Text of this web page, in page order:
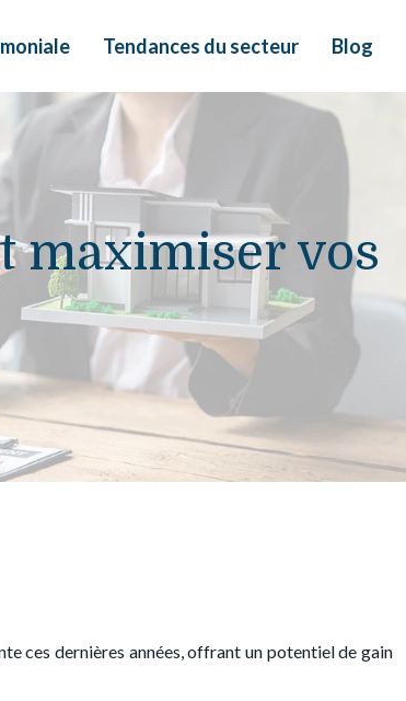
Tendances du secteur Blog
maximiser vos
ces dernières années, offrant un potentiel de gain